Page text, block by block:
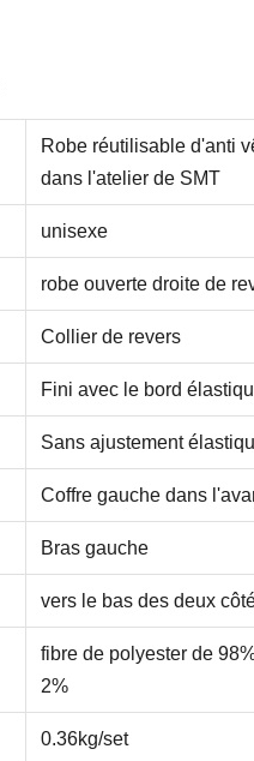
Robe réutilisable d'anti
dans l'atelier de SMT
unisexe
robe ouverte droite de
Collier de revers
Fini avec le bord
Sans ajustement
Coffre gauche dans
Bras gauche
vers le bas des deux
fibre de polyester de
2%
0.36kg/set